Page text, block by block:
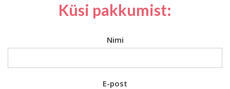
Küsi pakkumist:
Nimi
E-post